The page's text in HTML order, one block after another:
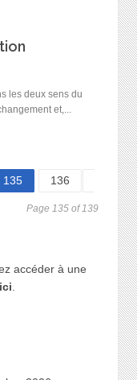
les deux sens du
et,...
Page
135 Page
136 Page
Page 135 of 139
accéder à une
.